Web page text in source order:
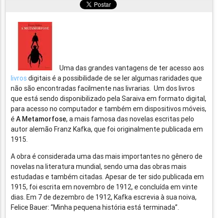
Uma das grandes vantagens de ter acesso aos
livrosdigitais é a possibilidade de se ler algumas raridades que
não são encontradas facilmente nas livrarias. Um dos livros
que está sendo disponibilizado pela Saraiva em formato digital,
para acesso no computador e também em dispositivos móveis,
éA Metamorfose, a mais famosa das novelas escritas pelo
autor alemão Franz Kafka, que foi originalmente publicada em
1915.
A obra é considerada uma das mais importantes no gênero de
novelas na literatura mundial, sendo uma das obras mais
estudadas e também citadas. Apesar de ter sido publicada em
1915, foi escrita em novembro de 1912, e concluída em vinte
dias. Em 7 de dezembro de 1912, Kafka escrevia à sua noiva,
Felice Bauer: “Minha pequena história está terminada”.